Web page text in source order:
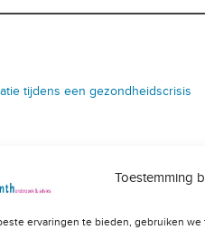
Toestemming
ervaringen te bieden, gebruiken
tijdens een gezondheidscrisis